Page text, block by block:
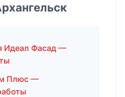
Идеал Фасад —
Плюс —